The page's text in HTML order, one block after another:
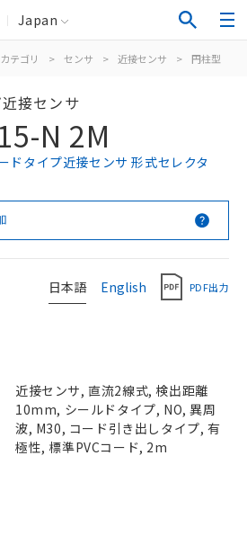
Japan
テゴリ > センサ > 近接センサ > 円柱型
接センサ
N 2M
ドタイプ近接センサ 形式セレクタ
日本語 English PDF出力
近接センサ, 直流2線式, 検出距離
10mm, シールドタイプ, NO, 異周
波, M30, コード引き出しタイプ, 有
極性, 標準PVCコード, 2m